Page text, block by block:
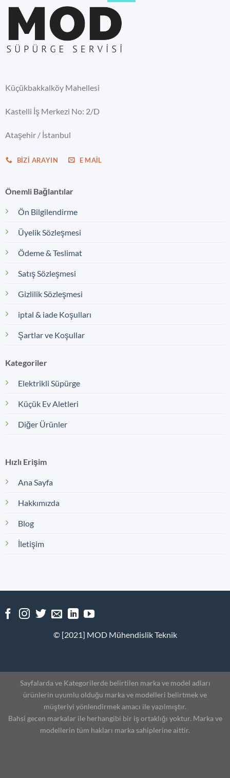
Küçükbakkalköy Mahellesi
Kastelli İş Merkezi No: 2/D
Ataşehir / İstanbul
BIZI ARAYIN E MAIL
Önemli Bağlantılar
Ön Bilgilendirme
Üyelik Sözleşmesi
Ödeme & Teslimat
Satış Sözleşmesi
Gizlilik Sözleşmesi
iptal & iade Koşulları
Şartlar ve Koşullar
Kategoriler
Elektrikli Süpürge
Küçük Ev Aletleri
Diğer Ürünler
Hızlı Erişim
Ana Sayfa
Hakkımızda
Blog
İletişim
© [2021] MOD Mühendislik Teknik
Sayfalarda ve Kategorilerde belirtilen marka ve model adları
ürünlerin uyumlu olduğu marka ve modelleri belirtmek ve
müşteriyi yönlendirmek amacı ile yazılmıştır.
Bahsi gecen markalar ile herhangibi bir iş ortaklığı yoktur. Marka ve
modellerin tüm hakları marka sahiplerine aittir.